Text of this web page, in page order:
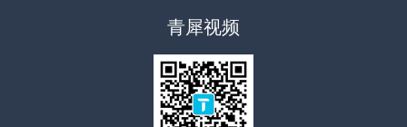
青犀视频